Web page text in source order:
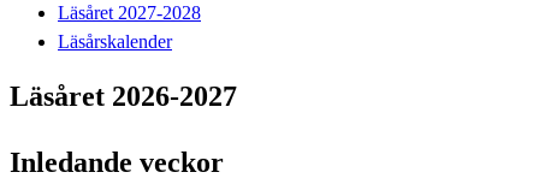
Läsåret 2027-2028
Läsårskalender
Läsåret 2026-2027
Inledande veckor